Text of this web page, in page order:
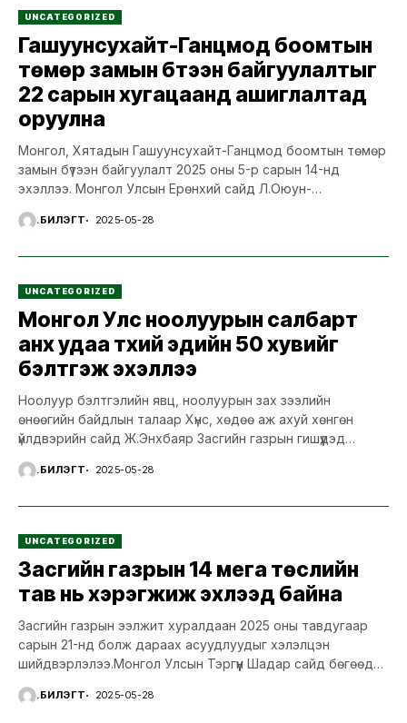
UNCATEGORIZED
Гашуунсухайт-Ганцмод боомтын
төмөр замын бүтээн байгуулалтыг
22 сарын хугацаанд ашиглалтад
оруулна
Монгол, Хятадын Гашуунсухайт-Ганцмод боомтын төмөр
замын бүтээн байгуулалт 2025 оны 5-р сарын 14-нд
эхэллээ. Монгол Улсын Ерөнхий сайд Л.Оюун-
Ү.БИЛЭГТ 2025-05-28
UNCATEGORIZED
Монгол Улс ноолуурын салбарт
анх удаа түүхий эдийн 50 хувийг
бэлтгэж эхэллээ
Ноолуур бэлтгэлийн явц, ноолуурын зах зээлийн
өнөөгийн байдлын талаар Хүнс, хөдөө аж ахуй хөнгөн
үйлдвэрийн сайд Ж.Энхбаяр Засгийн газрын гишүүдэд
Ү.БИЛЭГТ 2025-05-28
UNCATEGORIZED
Засгийн газрын 14 мега төслийн
тав нь хэрэгжиж эхлээд байна
Засгийн газрын ээлжит хуралдаан 2025 оны тавдугаар
сарын 21-нд болж дараах асуудлуудыг хэлэлцэн
шийдвэрлэлээ.Монгол Улсын Тэргүүн Шадар сайд бөгөөд
Ү.БИЛЭГТ 2025-05-28